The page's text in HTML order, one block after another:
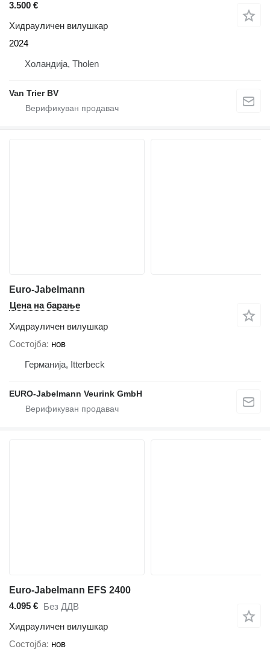
3.500 €
Хидрауличен вилушкар
2024
Холандија, Tholen
Van Trier BV
Euro-Jabelmann
Цена на барање
Хидрауличен вилушкар
Состојба нов
Германија, Itterbeck
EURO-Jabelmann Veurink GmbH
Euro-Jabelmann EFS 2400
4.095 € Без ДДВ
Хидрауличен вилушкар
Состојба нов